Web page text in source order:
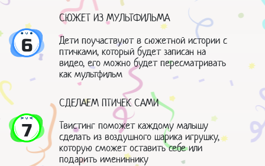
6
СЮЖЕТ ИЗ МУЛЬТФИЛЬМА
Дети поучаствуют в сюжетной истории с
птичками, который будет записан на
видео, его можно будет пересматривать
как мультфильм
7
СДЕЛАЕМ ПТИЧЕК САМИ
Твистинг поможет каждому малышу
сделать из воздушного шарика игрушку,
которую сможет оставить себе или
подарить имениннику